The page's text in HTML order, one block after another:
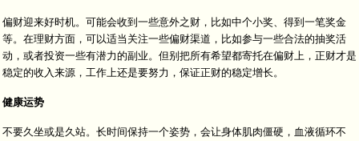
偏财迎来好时机。可能会收到一些意外之财，比如中个小奖、得到一笔奖金
等。在理财方面，可以适当关注一些偏财渠道，比如参与一些合法的抽奖活
动，或者投资一些有潜力的副业。但别把所有希望都寄托在偏财上，正财才是
稳定的收入来源，工作上还是要努力，保证正财的稳定增长。
健康运势
不要久坐或是久站。长时间保持一个姿势，会让身体肌肉僵硬，血液循环不